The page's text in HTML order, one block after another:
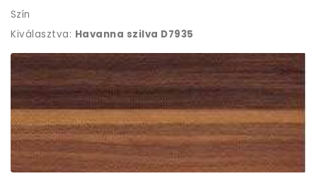
Szín
Kiválasztva: Havanna szilva D7935